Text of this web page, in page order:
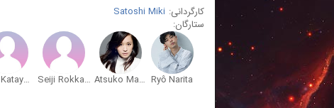
کارگردانی: Satoshi Miki
ستارگان:
Ryô Narita
Atsuko Maeda
Seiji Rokkaku
Yuki Katayama